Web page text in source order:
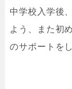
中学校入学後
よう、また初
のサポートを